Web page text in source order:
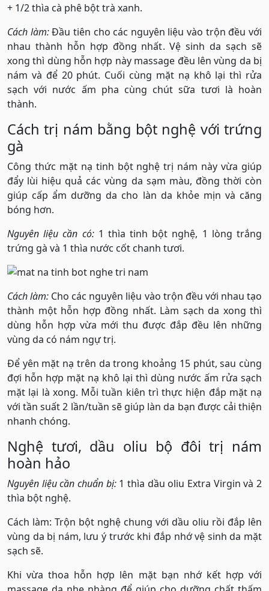
+ 1/2 thìa cà phê bột trà xanh.
Cách làm:Đầu tiên cho các nguyên liệu vào trộn đều với
nhau thành hỗn hợp đồng nhất. Vệ sinh da sạch sẽ
xong thì dùng hỗn hợp này massage đều lên vùng da bị
nám và để 20 phút. Cuối cùng mặt nạ khô lại thì rửa
sạch với nước ấm pha cùng chút sữa tươi là hoàn
thành.
Cách trị nám bằng bột nghệ với trứng
gà
Công thức mặt nạ tinh bột nghệ trị nám này vừa giúp
đẩy lùi hiệu quả các vùng da sạm màu, đồng thời còn
giúp cấp ẩm dưỡng da cho làn da khỏe mịn và căng
bóng hơn.
Nguyên liệu cần có:1 thìa tinh bột nghệ, 1 lòng trắng
trứng gà và 1 thìa nước cốt chanh tươi.
Cách làm: Cho các nguyên liệu vào trộn đều với nhau tạo
thành một hỗn hợp đồng nhất. Làm sạch da xong thì
dùng hỗn hợp vừa mới thu được đắp đều lên những
vùng da có nám ngự trị.
Để yên mặt nạ trên da trong khoảng 15 phút, sau cùng
đợi hỗn hợp mặt nạ khô lại thì dùng nước ấm rửa sạch
mặt lại là xong. Mỗi tuần kiên trì thực hiện đắp mặt nạ
với tần suất 2 lần/tuần sẽ giúp làn da bạn được cải thiện
nhanh chóng.
Nghệ tươi, dầu oliu bộ đôi trị nám
hoàn hảo
Nguyên liệu cần chuẩn bị:1 thìa dầu oliu Extra Virgin và 2
thìa bột nghệ.
Cách làm: Trộn bột nghệ chung với dầu oliu rồi đắp lên
vùng da bị nám, lưu ý trước khi đắp nhớ vệ sinh da mặt
sạch sẽ.
Khi vừa thoa hỗn hợp lên mặt bạn nhớ kết hợp với